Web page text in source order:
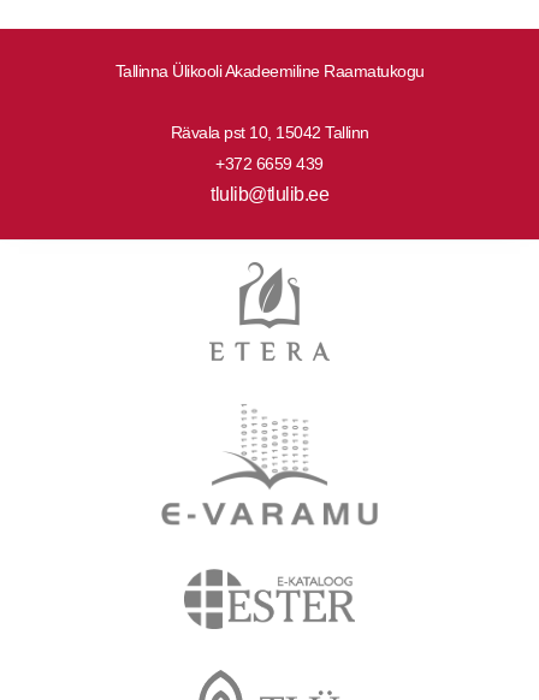
Tallinna Ülikooli Akadeemiline Raamatukogu
Rävala pst 10, 15042 Tallinn
+372 6659 439
tlulib@tlulib.ee